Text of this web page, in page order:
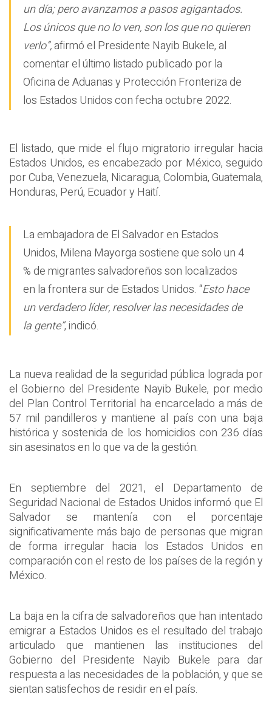
un día; pero avanzamos a pasos agigantados.
Los únicos que no lo ven, son los que no quieren
verlo”,afirmó el Presidente Nayib Bukele, al
comentar el último listado publicado por la
Oficina de Aduanas y Protección Fronteriza de
los Estados Unidos con fecha octubre 2022.
El listado, que mide el flujo migratorio irregular hacia
Estados Unidos, es encabezado por México, seguido
por Cuba, Venezuela, Nicaragua, Colombia, Guatemala,
Honduras, Perú, Ecuador y Haití.
La embajadora de El Salvador en Estados
Unidos, Milena Mayorga sostiene que solo un 4
% de migrantes salvadoreños son localizados
en la frontera sur de Estados Unidos. “Esto hace
un verdadero líder, resolver las necesidades de
la gente”, indicó.
La nueva realidad de la seguridad pública lograda por
el Gobierno del Presidente Nayib Bukele, por medio
del Plan Control Territorial ha encarcelado a más de
57 mil pandilleros y mantiene al país con una baja
histórica y sostenida de los homicidios con 236 días
sin asesinatos en lo que va de la gestión.
En septiembre del 2021, el Departamento de
Seguridad Nacional de Estados Unidos informó que El
Salvador se mantenía con el porcentaje
significativamente más bajo de personas que migran
de forma irregular hacia los Estados Unidos en
comparación con el resto de los países de la región y
México.
La baja en la cifra de salvadoreños que han intentado
emigrar a Estados Unidos es el resultado del trabajo
articulado que mantienen las instituciones del
Gobierno del Presidente Nayib Bukele para dar
respuesta a las necesidades de la población, y que se
sientan satisfechos de residir en el país.